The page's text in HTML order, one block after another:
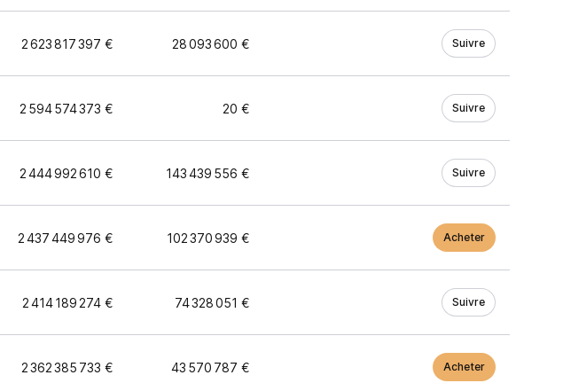
2 623 817 397 € 28 093 600 € Suivre
2 594 574 373 € 20 € Suivre
2 444 992 610 € 143 439 556 € Suivre
2 437 449 976 € 102 370 939 € Acheter
2 414 189 274 € 74 328 051 € Suivre
2 362 385 733 € 43 570 787 € Acheter